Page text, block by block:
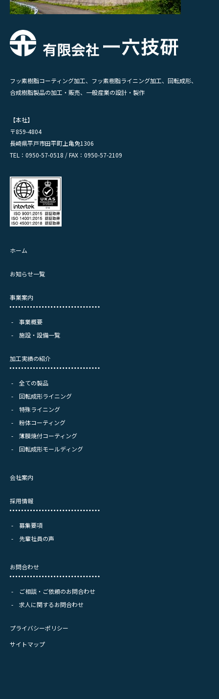
フッ素樹脂コーティング加工、フッ素樹脂ライニング加工、回転成形、
合成樹脂製品の加工・販売、一般産業の設計・製作
【本社】
〒859-4804
長崎県平戸市田平町上亀免1306
TEL：0950-57-0518 / FAX：0950-57-2109
ホーム
お知らせ一覧
事業案内
事業概要
施設・設備一覧
加工実績の紹介
全ての製品
回転成形ライニング
特殊ライニング
粉体コーティング
薄膜焼付コーティング
回転成形モールディング
会社案内
採用情報
募集要項
先輩社員の声
お問合わせ
ご相談・ご依頼のお問合わせ
求人に関するお問合わせ
プライバシーポリシー
サイトマップ